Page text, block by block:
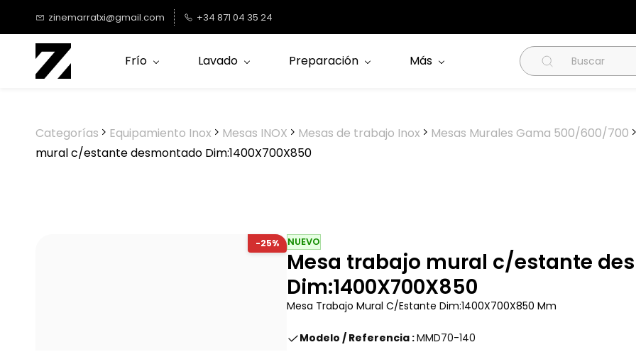
contenido
principal
zinemarratxi@gmail.com +34 871 04 35 24
Frío Lavado Preparación Más
Categorías Equipamiento Inox Mesas INOX Mesas de trabajo Inox
Mesas Murales Gama 500/600/700
mural c/estante desmontado Dim:1400X700X850
-25% NUEVO
Mesa trabajo mural c/estante
Dim:1400X700X850
Mesa Trabajo Mural C/Estante Dim:1400X700X850 Mm
Modelo / Referencia :MMD70-140